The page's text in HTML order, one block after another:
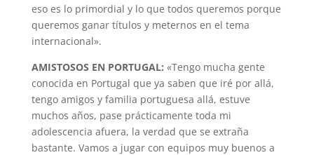
eso es lo primordial y lo que todos queremos porque
queremos ganar títulos y meternos en el tema
internacional».
AMISTOSOS EN PORTUGAL: «Tengo mucha gente
conocida en Portugal que ya saben que iré por allá,
tengo amigos y familia portuguesa allá, estuve
muchos años, pase prácticamente toda mi
adolescencia afuera, la verdad que se extraña
bastante. Vamos a jugar con equipos muy buenos a